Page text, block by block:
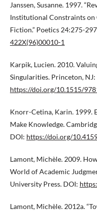
Janssen, Susanne. 1997.
Institutional Constraints
Fiction.” Poetics 24:275-
422X(96)00010-1
Karpik, Lucien. 2010.
Singularities. Princeton,
https://doi.org/10.1515/
Knorr-Cetina, Karin. 1999.
Make Knowledge.
DOI: https://doi.org/
Lamont, Michèle. 2009.
World of Academic
University Press. DOI:
Lamont, Michèle. 2012a.